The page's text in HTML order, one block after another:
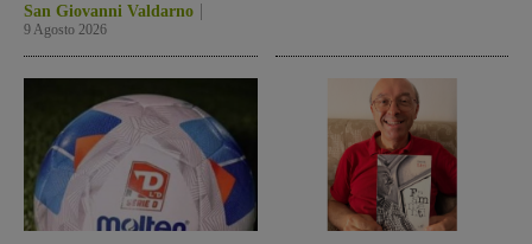
San Giovanni Valdarno
9 Agosto 2026